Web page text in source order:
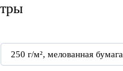
250 г/м², мелованная бумага